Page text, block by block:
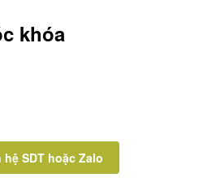
khóa
hệ SDT hoặc Zalo